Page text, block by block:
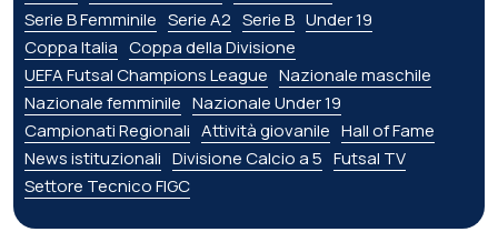
Serie B Femminile Serie A2 Serie B Under 19
Coppa Italia Coppa della Divisione
UEFA Futsal Champions League Nazionale maschile
Nazionale femminile Nazionale Under 19
Campionati Regionali Attività giovanile Hall of Fame
News istituzionali Divisione Calcio a 5 Futsal TV
Settore Tecnico FIGC